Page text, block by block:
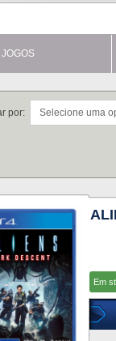
JOGOS
por:
Em